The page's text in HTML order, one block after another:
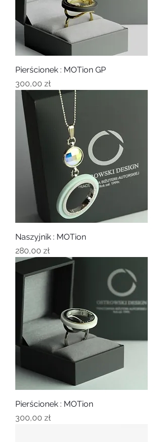
Pierścionek : MOTion GP
Cena
300,00 zł
Naszyjnik : MOTion
Cena
280,00 zł
Pierścionek : MOTion
Cena
300,00 zł